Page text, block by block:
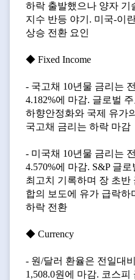
하락 출발했으나 양자 기
지수 반등 야기. 미국-이
상승 전환 요인
◆ Fixed Income
- 국고채 10년물 금리는
4.182%에 마감. 글로벌
하향안정화와 국제 유가
국고채 금리는 하락 마감
- 미국채 10년물 금리는
4.570%에 마감. S&P 글
최고치 기록하며 장 초반
합의 보도에 유가 급락하
하락 전환
◆ Currency
- 원/달러 환율은 전일대
1,508.0원에 마감. 코스